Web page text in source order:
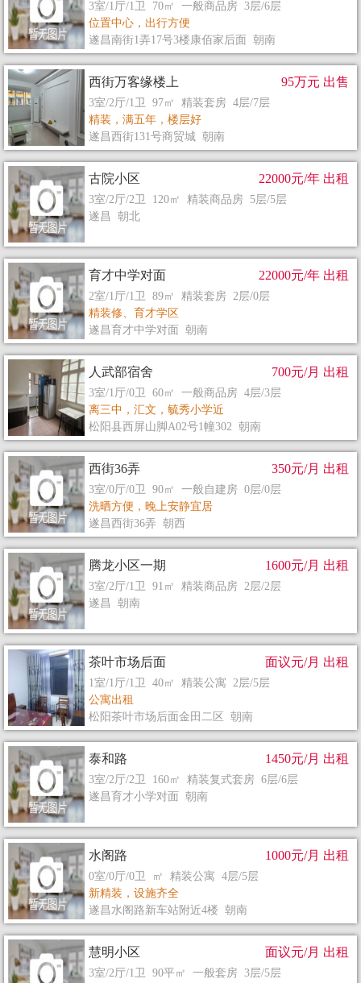
3室/1厅/1卫 70㎡ 一般商品房 3层/6层
位置中心，出行方便
遂昌南街1弄17号3楼康佰家后面 朝南
西街万客缘楼上
3室/2厅/1卫 97㎡ 精装套房 4层/7层
精装，满五年，楼层好
遂昌西街131号商贸城 朝南
95万元 出售
古院小区
3室/2厅/2卫 120㎡ 精装商品房 5层/5层
遂昌 朝北
22000元/年 出租
育才中学对面
2室/1厅/1卫 89㎡ 精装套房 2层/0层
精装修、育才学区
遂昌育才中学对面 朝南
22000元/年 出租
人武部宿舍
3室/1厅/0卫 60㎡ 一般商品房 4层/3层
离三中，汇文，毓秀小学近
松阳县西屏山脚A02号1幢302 朝南
700元/月 出租
西街36弄
3室/0厅/0卫 90㎡ 一般自建房 0层/0层
洗晒方便，晚上安静宜居
遂昌西街36弄 朝西
350元/月 出租
腾龙小区一期
3室/2厅/1卫 91㎡ 精装商品房 2层/2层
遂昌 朝南
1600元/月 出租
茶叶市场后面
1室/1厅/1卫 40㎡ 精装公寓 2层/5层
公寓出租
松阳茶叶市场后面金田二区 朝南
面议元/月 出租
泰和路
3室/2厅/2卫 160㎡ 精装复式套房 6层/6层
遂昌育才小学对面 朝南
1450元/月 出租
水阁路
0室/0厅/0卫 ㎡ 精装公寓 4层/5层
新精装，设施齐全
遂昌水阁路新车站附近4楼 朝南
1000元/月 出租
慧明小区
3室/2厅/1卫 90平㎡ 一般套房 3层/5层
面议元/月 出租